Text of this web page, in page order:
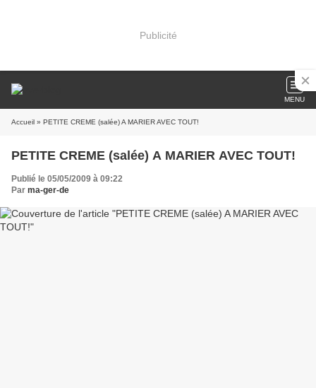
Publicité
MENU
Accueil » PETITE CREME (salée) A MARIER AVEC TOUT!
PETITE CREME (salée) A MARIER AVEC TOUT!
Publié le 05/05/2009 à 09:22
Par ma-ger-de